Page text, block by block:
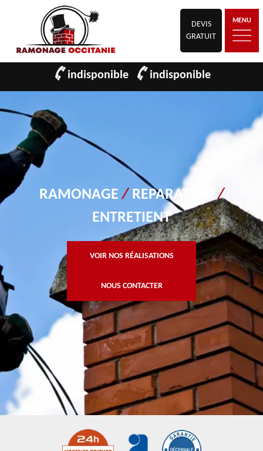
DEVIS
GRATUIT
MENU
indisponible indisponible
RAMONAGE/ REPARATION/
ENTRETIENT
VOIR NOS RÉALISATIONS
NOUS CONTACTER